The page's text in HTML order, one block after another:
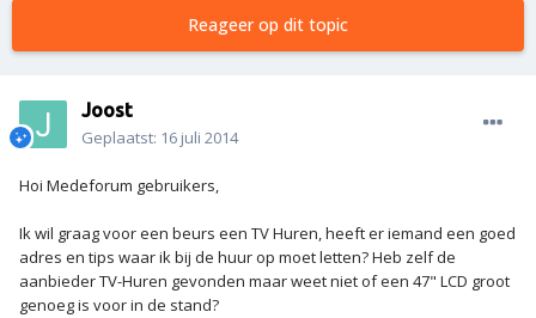
Reageer op dit topic
Joost
Geplaatst: 16 juli 2014
Hoi Medeforum gebruikers,
Ik wil graag voor een beurs een TV Huren, heeft er iemand een goed
adres en tips waar ik bij de huur op moet letten? Heb zelf de
aanbiederTV-Huren gevonden maar weet niet of een 47" LCD groot
genoeg is voor in de stand?